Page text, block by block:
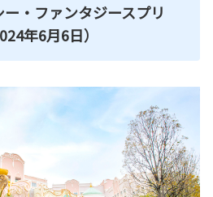
・ファンタジースプリ
年6月6日）